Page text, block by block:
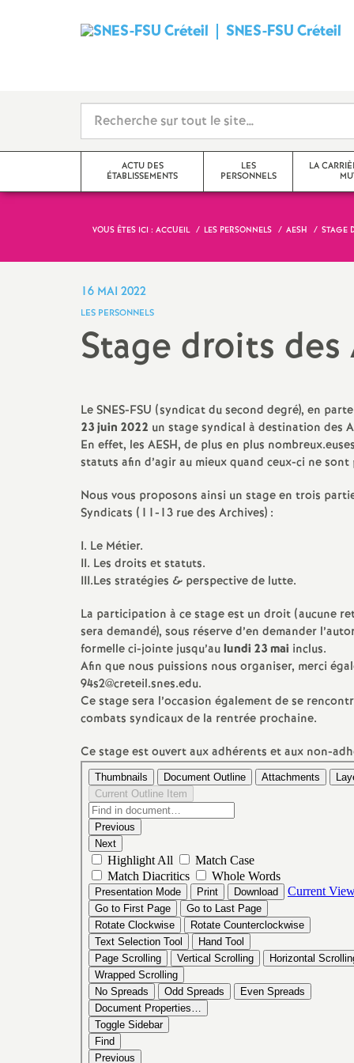
SNES-FSUCréteil
i
c
t
i
l
s
s
i
ACTU DES
ÉTABLISSEMENTS
Seine-Saint-Denis
LES
PERSONNELS
Professeur-e-s
documentalistes
EDO et DCIO
Assistants d’éducation
AESH
LA
obligations de
formation
congés,
partiels
rémunérations
fin de carrière
VOUS ÊTES ICI : ACCUEIL LES PERSONNELS AESH STAGE
16 MAI 2022
LES PERSONNELS
Stage droits des
LeSNES-FSU (syndicat du second degré), en
23 juin 2022 un stage syndical à destination des
En effet, les AESH, de plus en plus
statuts afin d’agir au mieux quand ceux-ci ne
Nous vous proposons ainsi un stage en trois
Syndicats (11-13 rue des Archives) :
I. Le Métier.
II. Les droits et statuts.
III.Les stratégies & perspective de lutte.
La participation à ce stage est un droit (aucune
sera demandé), sous réserve d’en demander
formelle ci-jointe jusqu’aulundi 23 mai inclus.
Afin que nous puissions nous organiser, merci
94s2@creteil.snes.edu.
Ce stage sera l’occasion également de se
combats syndicaux de la rentrée prochaine.
Ce stage est ouvert aux adhérents et aux non-